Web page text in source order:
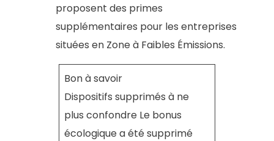
proposent des primes
supplémentaires pour les entreprises
situées en Zone à Faibles Émissions.
Bon à savoir
Dispositifs supprimés à ne
plus confondre Le bonus
écologique a été supprimé